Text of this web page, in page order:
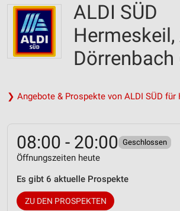
ALDI SÜD
Hermeskeil,
Dörrenbach
❯ Angebote & Prospekte von ALDI SÜD für
08:00 - 20:00 Geschlossen
Öffnungszeiten heute
Es gibt 6 aktuelle Prospekte
ZU DEN PROSPEKTEN